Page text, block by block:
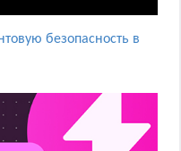
безопасность в